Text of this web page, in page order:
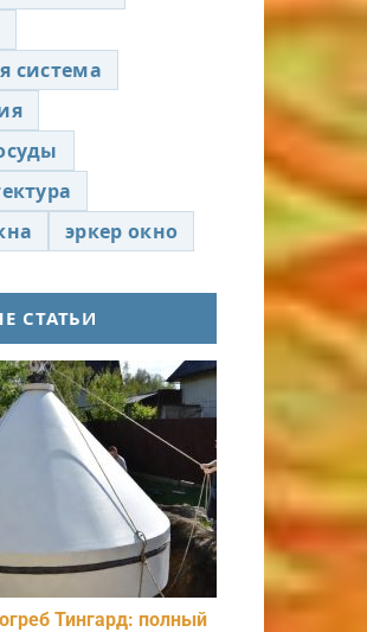
система
эркер окно
СТАТЬИ
Тингард: полный